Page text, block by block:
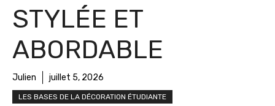
STYLÉE ET
ABORDABLE
Julien juillet 5, 2026
LES BASES DE LA DÉCORATION ÉTUDIANTE